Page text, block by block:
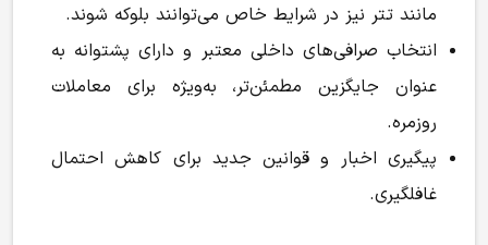
مانند تتر نیز در شرایط خاص می‌توانند بلوکه شوند.
انتخاب صرافی‌های داخلی معتبر و دارای پشتوانه به
عنوان جایگزین مطمئن‌تر، به‌ویژه برای معاملات
روزمره.
پیگیری اخبار و قوانین جدید برای کاهش احتمال
غافلگیری.